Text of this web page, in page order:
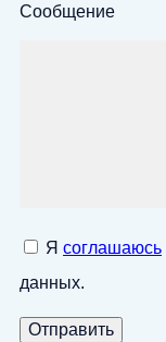
Сообщение
Я соглашаюсь
данных.